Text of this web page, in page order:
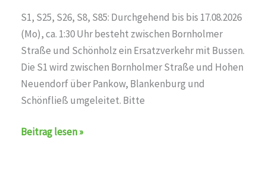
S1, S25, S26, S8, S85: Durchgehend bis bis 17.08.2026
(Mo), ca. 1:30 Uhr besteht zwischen Bornholmer
Straße und Schönholz ein Ersatzverkehr mit Bussen.
Die S1 wird zwischen Bornholmer Straße und Hohen
Neuendorf über Pankow, Blankenburg und
Schönfließ umgeleitet. Bitte
Bauarbeiten
Beitrag lesen »